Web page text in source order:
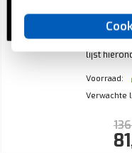
JUNG
lijst
Voorraad:
Verwachte